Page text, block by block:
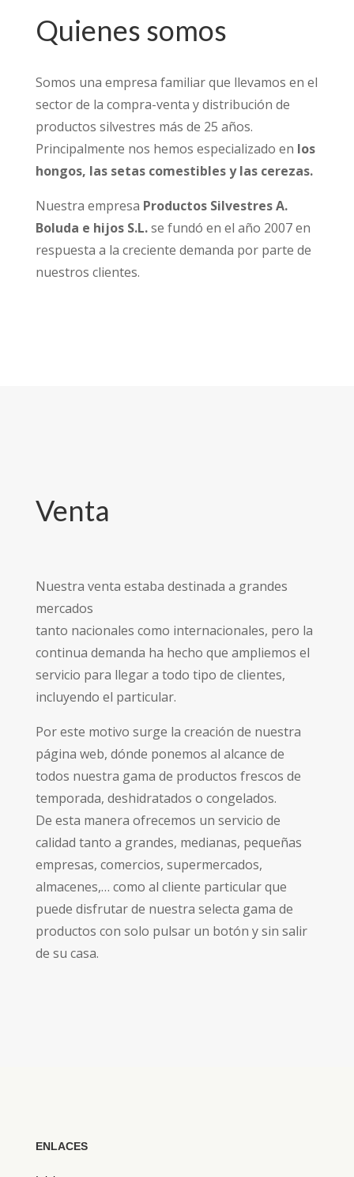
Quienes somos
Somos una empresa familiar que llevamos en el
sector de la compra-venta y distribución de
productos silvestres más de 25 años.
Principalmente nos hemos especializado en los
hongos, las setas comestibles y las cerezas.
Nuestra empresa Productos Silvestres A.
Boluda e hijos S.L.se fundó en el año 2007 en
respuesta a la creciente demanda por parte de
nuestros clientes.
Venta
Nuestra venta estaba destinada a grandes
mercados
tanto nacionales como internacionales, pero la
continua demanda ha hecho que ampliemos el
servicio para llegar a todo tipo de clientes,
incluyendo el particular.
Por este motivo surge la creación de nuestra
página web, dónde ponemos al alcance de
todos nuestra gama de productos frescos de
temporada, deshidratados o congelados.
De esta manera ofrecemos un servicio de
calidad tanto a grandes, medianas, pequeñas
empresas, comercios, supermercados,
almacenes,… como al cliente particular que
puede disfrutar de nuestra selecta gama de
productos con solo pulsar un botón y sin salir
de su casa.
ENLACES